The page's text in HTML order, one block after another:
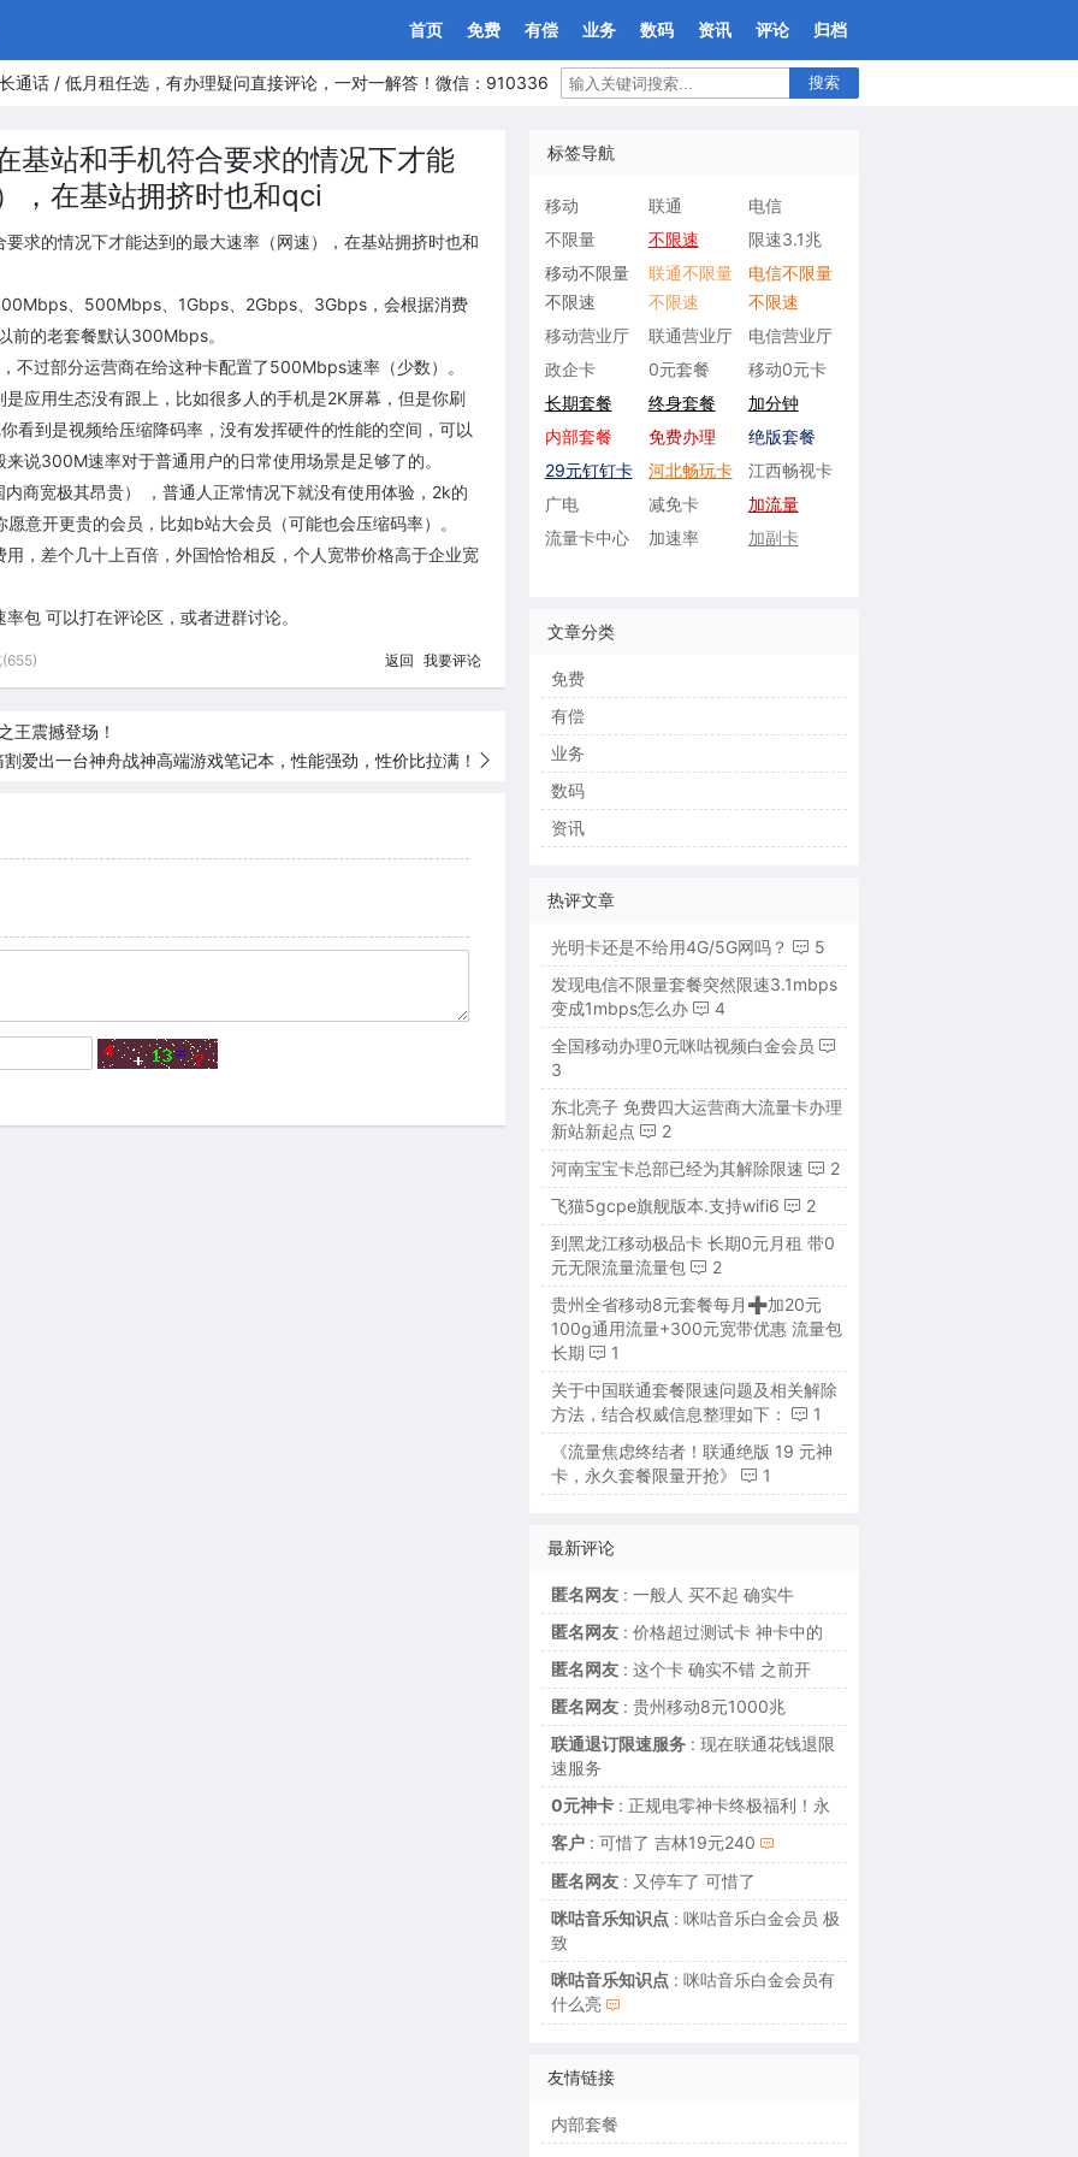
首页 免费 有偿 业务 数码 资讯 评论 归档
通话 / 低月租任选，有办理疑问直接评论，一对一解答！微信：910336 搜索
基站和手机符合要求的情况下才能
，在基站拥挤时也和qci
求的情况下才能达到的最大速率（网速），在基站拥挤时也和
、500Mbps、1Gbps、2Gbps、3Gbps，会根据消费
前的老套餐默认300Mbps。
不过部分运营商在给这种卡配置了500Mbps速率（少数）。
应用生态没有跟上，比如很多人的手机是2K屏幕，但是你刷
看到是视频给压缩降码率，没有发挥硬件的性能的空间，可以
说300M速率对于普通用户的日常使用场景是足够了的。
商宽极其昂贵） ，普通人正常情况下就没有使用体验，2k的
意开更贵的会员，比如b站大会员（可能也会压缩码率）。
，差个几十上百倍，外国恰恰相反，个人宽带价格高于企业宽
包 可以打在评论区，或者进群讨论。
返回 我要评论
王震撼登场！
割爱出一台神舟战神高端游戏笔记本，性能强劲，性价比拉满！
标签导航
移动 联通
电信
不限量
不限速
限速3.1兆
移动不限量
不限速
联通不限量
不限速
电信不限量
不限速
移动营业厅
联通营业厅
电信营业厅
政企卡
0元套餐
移动0元卡
长期套餐
终身套餐
加分钟
内部套餐
免费办理
绝版套餐
29元钉钉卡
河北畅玩卡
江西畅视卡
广电
减免卡
加流量
流量卡中心
加速率 加副卡
文章分类
免费
有偿
业务
数码
资讯
热评文章
光明卡还是不给用4G/5G网吗？
5
发现电信不限量套餐突然限速3.1mbps
变成1mbps怎么办
4
全国移动办理0元咪咕视频白金会员
3
东北亮子 免费四大运营商大流量卡办理
新站新起点
2
河南宝宝卡总部已经为其解除限速
2
飞猫5gcpe旗舰版本.支持wifi6
2
到黑龙江移动极品卡 长期0元月租 带0
元无限流量流量包
2
贵州全省移动8元套餐每月➕加20元
100g通用流量+300元宽带优惠 流量包
长期
1
关于中国联通套餐限速问题及相关解除
方法，结合权威信息整理如下：
1
《流量焦虑终结者！联通绝版 19 元神
卡，永久套餐限量开抢》
1
最新评论
匿名网友: 一般人 买不起 确实牛
匿名网友: 价格超过测试卡 神卡中的
匿名网友: 这个卡 确实不错 之前开
匿名网友: 贵州移动8元1000兆
联通退订限速服务: 现在联通花钱退限
速服务
0元神卡: 正规电零神卡终极福利！永
客户: 可惜了 吉林19元240
匿名网友: 又停车了 可惜了
咪咕音乐知识点: 咪咕音乐白金会员 极
致
咪咕音乐知识点: 咪咕音乐白金会员有
什么亮
友情链接
内部套餐